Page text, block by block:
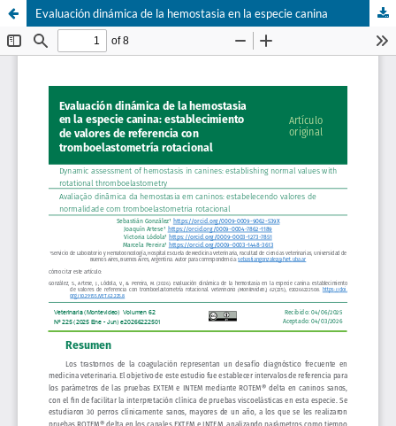
Evaluación dinámica de la hemostasia en la especie canina